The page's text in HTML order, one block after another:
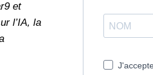
et
l’IA, la